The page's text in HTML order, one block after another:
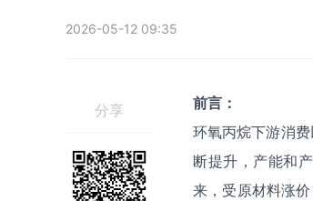
2026-05-12 09:35
分享
前言：
环氧丙烷下游消
断提升，产能和
来，受原材料涨